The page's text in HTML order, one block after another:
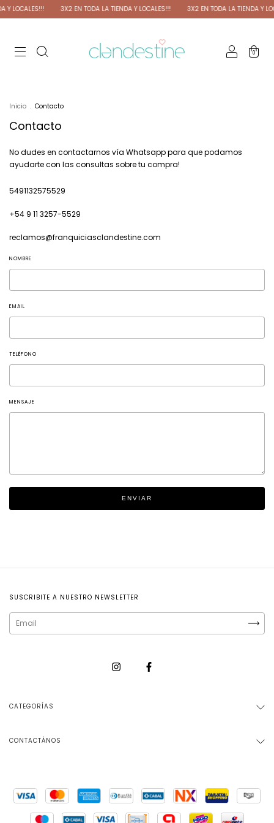
Y LOCALES!!! 3X2 EN TODA LA TIENDA Y LOCALES!!! 3X2 EN TODA LA TIENDA Y
0
Inicio . Contacto
Contacto
No dudes en contactarnos vía Whatsapp para que podamos
ayudarte con las consultas sobre tu compra!
5491132575529
+54 9 11 3257-5529
reclamos@franquiciasclandestine.com
NOMBRE
EMAIL
TELÉFONO
MENSAJE
ENVIAR
SUSCRIBITE A NUESTRO NEWSLETTER
CATEGORÍAS
CONTACTÁNOS